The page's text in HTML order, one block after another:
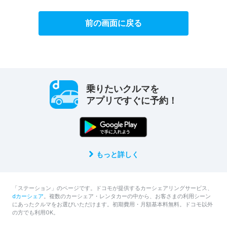
前の画面に戻る
乗りたいクルマを
アプリですぐに予約！
もっと詳しく
「ステーション」のページです。ドコモが提供するカーシェアリングサービス、
dカーシェア。複数のカーシェア・レンタカーの中から、お客さまの利用シーン
にあったクルマをお選びいただけます。初期費用・月額基本料無料。ドコモ以外
の方でも利用OK。